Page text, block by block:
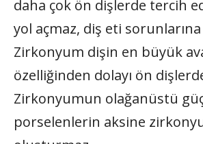
daha çok ön dişlerde tercih
yol açmaz, diş eti
Zirkonyum dişin en büyük
özelliğinden dolayı ön
Zirkonyumun olağanüstü
porselenlerin aksine